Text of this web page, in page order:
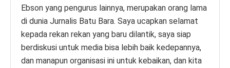
Ebson yang pengurus lainnya, merupakan orang lama
di dunia Jurnalis Batu Bara. Saya ucapkan selamat
kepada rekan rekan yang baru dilantik, saya siap
berdiskusi untuk media bisa lebih baik kedepannya,
dan manapun organisasi ini untuk kebaikan, dan kita